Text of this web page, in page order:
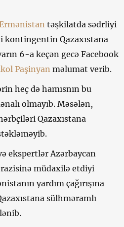
təşkilatda sədrliyi
kontingentin Qazaxıstana
6-a keçən gecə Facebook
Paşinyan məlumat verib.
heç də hamısnın bu
olmayıb. Məsələn,
Qazaxıstana
ekspertlər Azərbaycan
müdaxilə etdiyi
yardım çağırışına
sülhməramlı